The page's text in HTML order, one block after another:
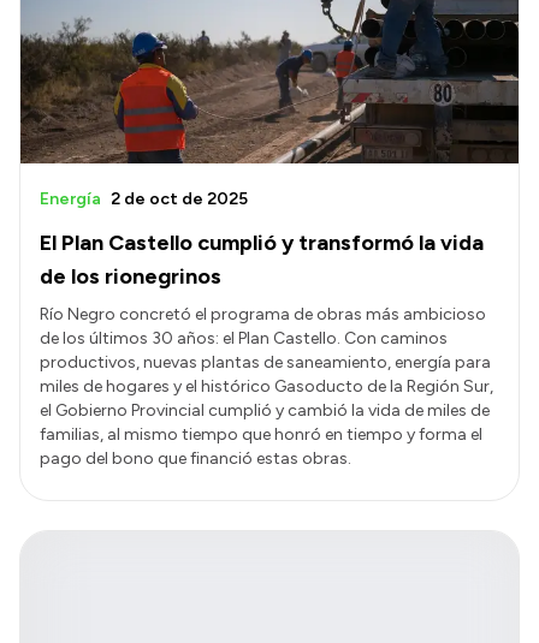
El Plan Castello cumplió y transformó la vida
de los rionegrinos
Energía 2 de oct de 2025
Río Negro concretó el programa de obras más ambicioso
de los últimos 30 años: el Plan Castello. Con caminos
productivos, nuevas plantas de saneamiento, energía para
miles de hogares y el histórico Gasoducto de la Región Sur,
el Gobierno Provincial cumplió y cambió la vida de miles de
familias, al mismo tiempo que honró en tiempo y forma el
pago del bono que financió estas obras.